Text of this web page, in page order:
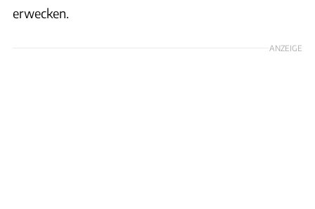
erwecken.
ANZEIGE